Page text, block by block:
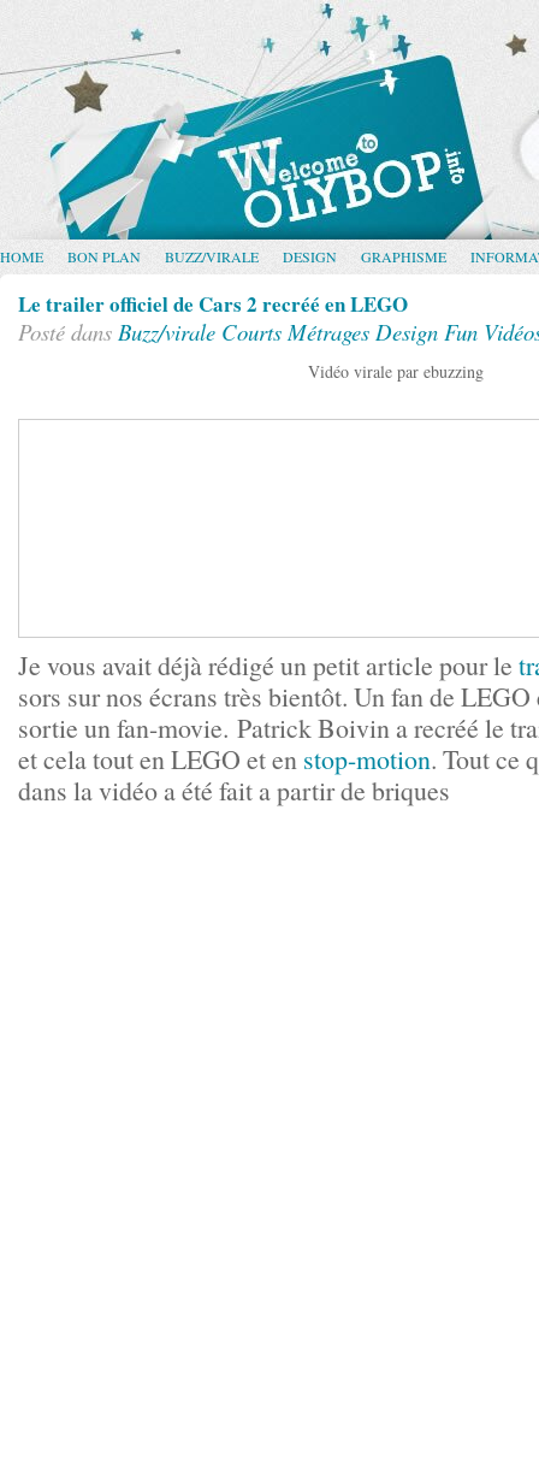
HOME BON PLAN BUZZ/VIRALE DESIGN GRAPHISME
Le trailer officiel de Cars 2 recréé en LEGO
Posté dans Buzz/virale Courts Métrages Design Fun
Vidéo virale par ebuzzing
Je vous avait déjà rédigé un petit article pour le
sors sur nos écrans très bientôt. Un fan de LEGO
sortie un fan-movie. Patrick Boivin a recréé le
et cela tout en LEGO et en stop-motion. Tout ce
dans la vidéo a été fait a partir de briques